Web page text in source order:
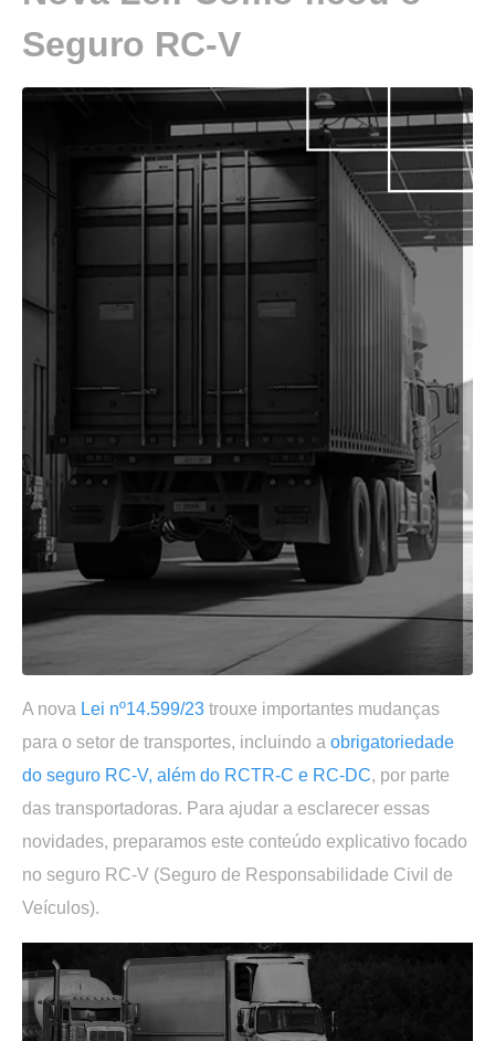
Seguro RC-V
A nova Lei nº14.599/23 trouxe importantes mudanças
para o setor de transportes, incluindo a obrigatoriedade
do seguro RC-V, além do RCTR-C e RC-DC, por parte
das transportadoras. Para ajudar a esclarecer essas
novidades, preparamos este conteúdo explicativo focado
no seguro RC-V (Seguro de Responsabilidade Civil de
Veículos).